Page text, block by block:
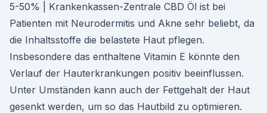
5-50% | Krankenkassen-Zentrale CBD Öl ist bei
Patienten mit Neuro­der­mitis und Akne sehr beliebt, da
die Inhaltsstoffe die belastete Haut pflegen.
Insbesondere das enthaltene Vitamin E könnte den
Verlauf der Haut­er­krankungen positiv beeinflussen.
Unter Umständen kann auch der Fettgehalt der Haut
gesenkt werden, um so das Hautbild zu optimieren.